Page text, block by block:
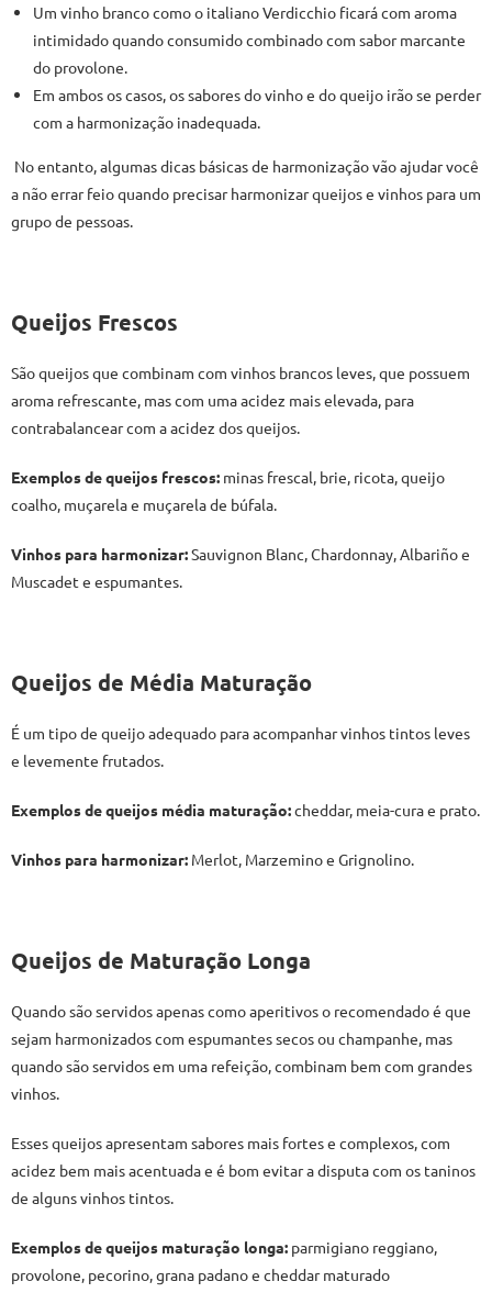
Um vinho branco como o italiano Verdicchio ficará com aroma
intimidado quando consumido combinado com sabor marcante
do provolone.
Em ambos os casos, os sabores do vinho e do queijo irão se perder
com a harmonização inadequada.
No entanto, algumas dicas básicas de harmonização vão ajudar você
a não errar feio quando precisar harmonizar queijos e vinhos para um
grupo de pessoas.
Queijos Frescos
São queijos que combinam com vinhos brancos leves, que possuem
aroma refrescante, mas com uma acidez mais elevada, para
contrabalancear com a acidez dos queijos.
Exemplos de queijos frescos: minas frescal, brie, ricota, queijo
coalho, muçarela e muçarela de búfala.
Vinhos para harmonizar:Sauvignon Blanc, Chardonnay, Albariño e
Muscadet e espumantes.
Queijos de Média Maturação
É um tipo de queijo adequado para acompanhar vinhos tintos leves
e levemente frutados.
Exemplos de queijos média maturação:cheddar, meia-cura e prato.
Vinhos para harmonizar: Merlot, Marzemino e Grignolino.
Queijos de Maturação Longa
Quando são servidos apenas como aperitivos o recomendado é que
sejam harmonizados com espumantes secos ou champanhe, mas
quando são servidos em uma refeição, combinam bem com grandes
vinhos.
Esses queijos apresentam sabores mais fortes e complexos, com
acidez bem mais acentuada e é bom evitar a disputa com os taninos
de alguns vinhos tintos.
Exemplos de queijos maturação longa: parmigiano reggiano,
provolone, pecorino, grana padano e cheddar maturado